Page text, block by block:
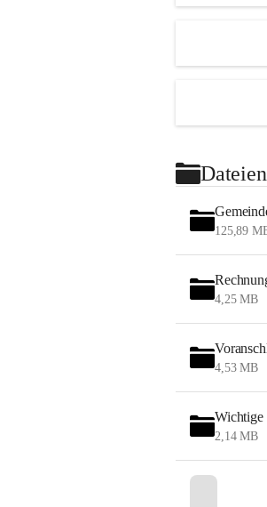
Dateien
125,89
4,25 MB
4,53 MB
Wichtige
2,14 MB